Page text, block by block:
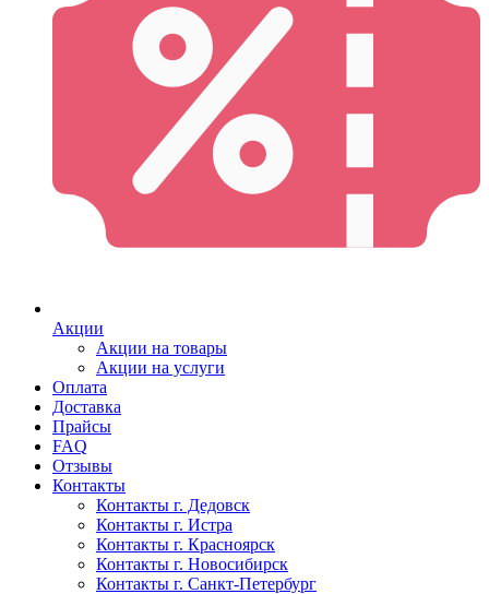
Акции
Акции на товары
Акции на услуги
Оплата
Доставка
Прайсы
FAQ
Отзывы
Контакты
Контакты г. Дедовск
Контакты г. Истра
Контакты г. Красноярск
Контакты г. Новосибирск
Контакты г. Санкт-Петербург